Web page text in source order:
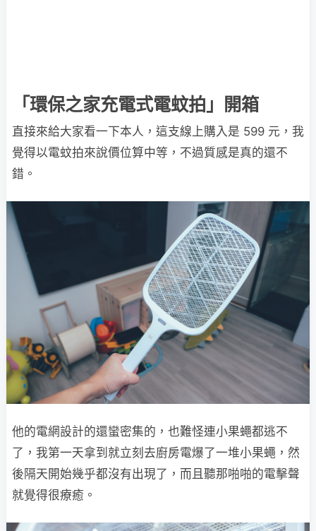
「環保之家充電式電蚊拍」開箱
直接來給大家看一下本人，這支線上購入是 599 元，我
覺得以電蚊拍來說價位算中等，不過質感是真的還不
錯。
他的電網設計的還蠻密集的，也難怪連小果蠅都逃不
了，我第一天拿到就立刻去廚房電爆了一堆小果蠅，然
後隔天開始幾乎都沒有出現了，而且聽那啪啪的電擊聲
就覺得很療癒。